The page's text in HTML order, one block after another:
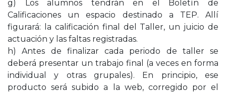
g) Los alumnos tendrán en el Boletín de
Calificaciones un espacio destinado a TEP. Allí
figurará: la calificación final del Taller, un juicio de
actuación y las faltas registradas.
h) Antes de finalizar cada periodo de taller se
deberá presentar un trabajo final (a veces en forma
individual y otras grupales). En principio, ese
producto será subido a la web, corregido por el